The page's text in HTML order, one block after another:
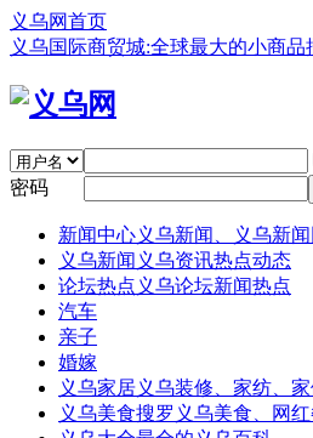
义乌网首页
义乌国际商贸城:全球最大的小商品
密码
新闻中心义乌新闻、义乌新闻
义乌新闻 义乌资讯热点动态
论坛热点 义乌论坛新闻热点
汽车
亲子
婚嫁
义乌家居义乌装修、家纺、
义乌美食搜罗义乌美食、网